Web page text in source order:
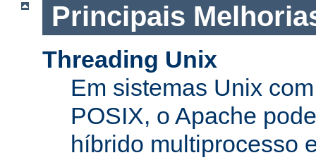
Principais
Threading Unix
Em sistemas Unix
POSIX, o Apache
híbrido multiprocesso